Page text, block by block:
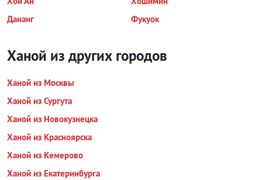
Дананг
Фукуок
Ханой из других городов
Ханой из Москвы
Ханой из Сургута
Ханой из Новокузнецка
Ханой из Красноярска
Ханой из Кемерово
Ханой из Екатеринбурга